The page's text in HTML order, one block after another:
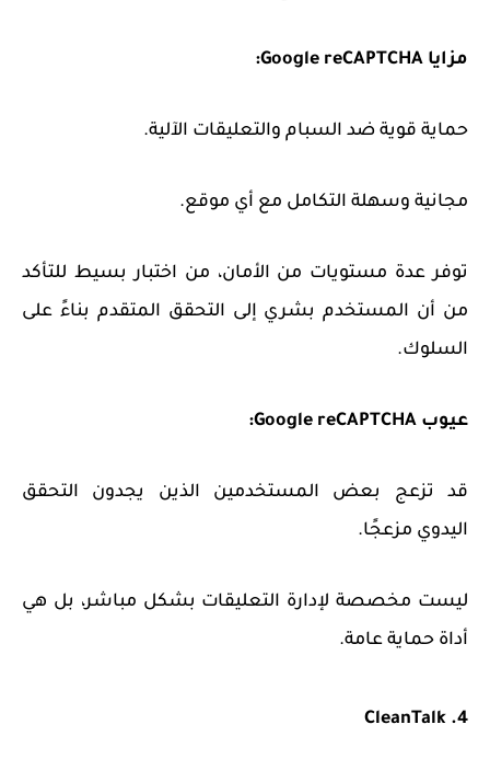
مزايا Google reCAPTCHA:
حماية قوية ضد السبام والتعليقات الآلية.
مجانية وسهلة التكامل مع أي موقع.
توفر عدة مستويات من الأمان، من اختبار بسيط للتأكد
من أن المستخدم بشري إلى التحقق المتقدم بناءً على
السلوك.
عيوب Google reCAPTCHA:
قد تزعج بعض المستخدمين الذين يجدون التحقق
اليدوي مزعجًا.
ليست مخصصة لإدارة التعليقات بشكل مباشر، بل هي
أداة حماية عامة.
4. CleanTalk